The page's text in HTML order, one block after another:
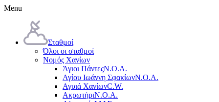
Menu
Σταθμοί
Όλοι οι σταθμοί
Νομός Χανίων
Άγιοι ΠάντεςΝ.Ο.Α.
Αγίου Ιωάννη ΣφακίωνΝ.Ο.Α.
Αγυιά ΧανίωνC.W.
ΑκρωτήριΝ.Ο.Α.